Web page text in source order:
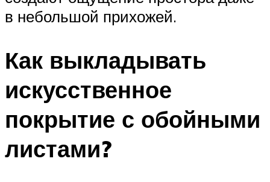
в небольшой прихожей.
Как выкладывать
искусственное
покрытие с обойными
листами?